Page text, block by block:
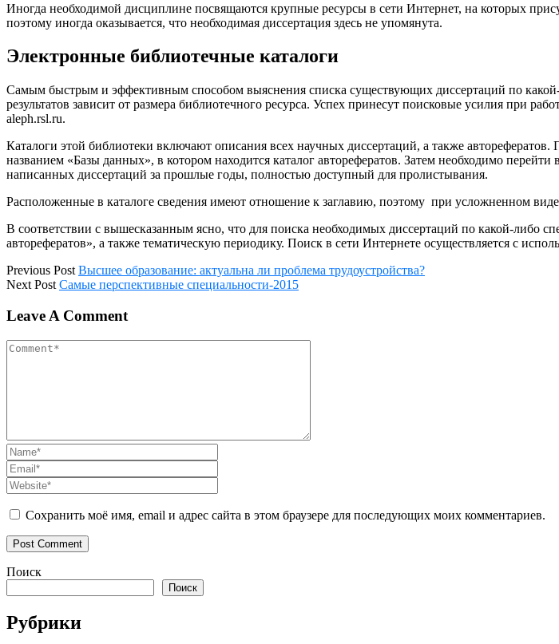
Иногда необходимой дисциплине посвящаются крупные ресурсы в сети Интернет, на которых
поэтому иногда оказывается, что необходимая диссертация здесь не упомянута.
Электронные библиотечные каталоги
Самым быстрым и эффективным способом выяснения списка существующих диссертаций по какой-
результатов зависит от размера библиотечного ресурса. Успех принесут поисковые усилия при
aleph.rsl.ru.
Каталоги этой библиотеки включают описания всех научных диссертаций, а также
названием «Базы данных», в котором находится каталог авторефератов. Затем необходимо
написанных диссертаций за прошлые годы, полностью доступный для пролистывания.
Расположенные в каталоге сведения имеют отношение к заглавию, поэтому при усложненном
В соответствии с вышесказанным ясно, что для поиска необходимых диссертаций по какой-либо
авторефератов», а также тематическую периодику. Поиск в сети Интернете осуществляется с
Previous Post Высшее образование: актуальна ли проблема трудоустройства?
Next Post Самые перспективные специальности-2015
Leave A Comment
Сохранить моё имя, email и адрес сайта в этом браузере для последующих моих комментариев.
Поиск
Поиск
Рубрики